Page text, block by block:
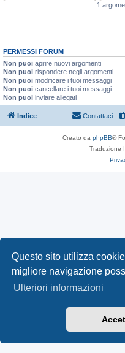
Questo sito utilizza
migliore navigazione
Ulteriori informazioni
1
PERMESSI FORUM
Non puoi aprire nuovi argomenti
Non puoi rispondere negli argomenti
Non puoi modificare i tuoi messaggi
Non puoi cancellare i tuoi messaggi
Non puoi inviare allegati
Indice Contattaci
Creato da phpBB®
Traduzione